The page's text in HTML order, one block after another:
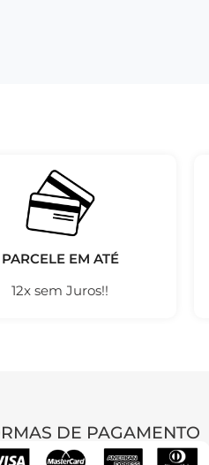
PARCELE EM ATÉ
12x sem Juros!!
DE PAGAMENTO